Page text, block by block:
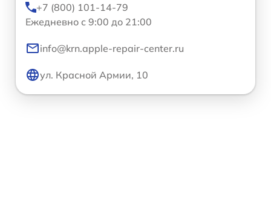
+7 (800) 101-14-79
Ежедневно с 9:00 до 21:00
info@krn.apple-repair-center.ru
ул. Красной Армии, 10